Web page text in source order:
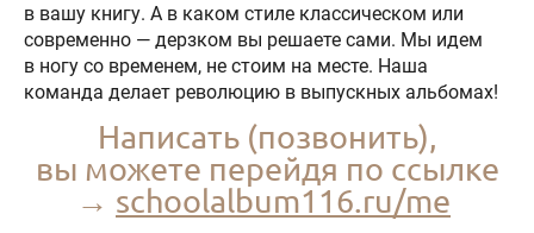
в вашу книгу. А в каком стиле классическом или
современно — дерзком вы решаете сами. Мы идем
в ногу со временем, не стоим на месте. Наша
команда делает революцию в выпускных альбомах!
Написать (позвонить),
вы можете перейдя по ссылке
→ schoolalbum116.ru/me